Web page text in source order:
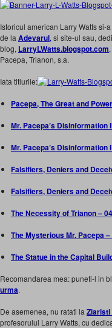
Istoricul american Larry Watts si-
de la Adevarul, si site-ul sau,
blog, LarryLWatts.blogspot.com
Pacepa, Trianon, s.a.
Iata titlurile:
Pacepa, The Great and
Mr. Pacepa’s
Mr. Pacepa’s Disinformation
Falsifiers, Deniers and
Falsifiers, Deniers and
The Necessity of Trianon –
The Mysterious Mr. Pacepa
The Statue in the Capital
Recomandarea mea: puneti-l in
urma.
De asemenea, nu ratati la Ziaristi
profesorului Larry Watts, cu